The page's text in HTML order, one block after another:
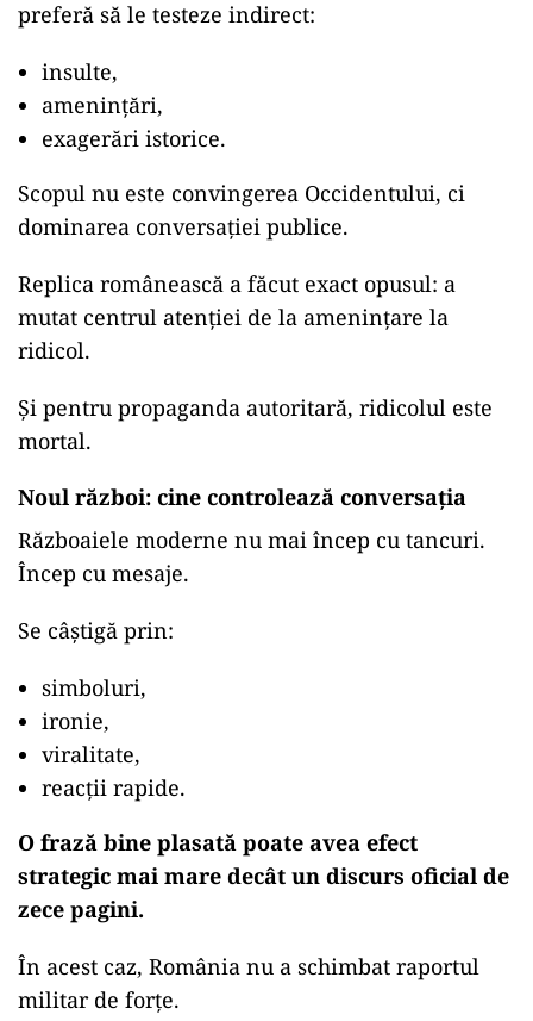
preferă să le testeze indirect:
insulte,
amenințări,
exagerări istorice.
Scopul nu este convingerea Occidentului, ci
dominarea conversației publice.
Replica românească a făcut exact opusul: a
mutat centrul atenției de la amenințare la
ridicol.
Și pentru propaganda autoritară, ridicolul este
mortal.
Noul război: cine controlează conversația
Războaiele moderne nu mai încep cu tancuri.
Încep cu mesaje.
Se câștigă prin:
simboluri,
ironie,
viralitate,
reacții rapide.
O frază bine plasată poate avea efect
strategic mai mare decât un discurs oficial de
zece pagini.
În acest caz, România nu a schimbat raportul
militar de forțe.